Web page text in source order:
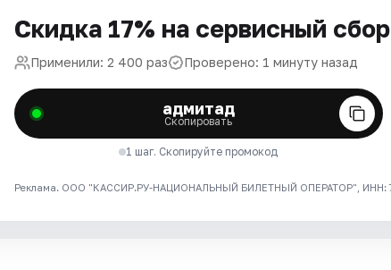
Скидка 17% на сервисный сбор
Применили: 2 400 раз Проверено: 1 минуту назад
адмитад
Скопировать
1 шаг. Скопируйте промокод
Реклама. ООО "КАССИР.РУ-НАЦИОНАЛЬНЫЙ БИЛЕТНЫЙ ОПЕРАТОР", ИНН: